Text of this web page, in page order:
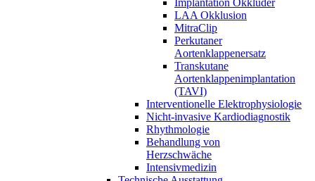
Implantation Okkluder
LAA Okklusion
MitraClip
Perkutaner
Aortenklappenersatz
Transkutane
Aortenklappenimplantation
(TAVI)
Interventionelle Elektrophysiologie
Nicht-invasive Kardiodiagnostik
Rhythmologie
Behandlung von
Herzschwäche
Intensivmedizin